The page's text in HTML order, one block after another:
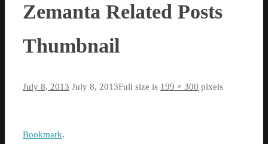
Zemanta Related Posts
Thumbnail
July 8, 2013 July 8, 2013Full size is 199 × 300 pixels
Bookmark.